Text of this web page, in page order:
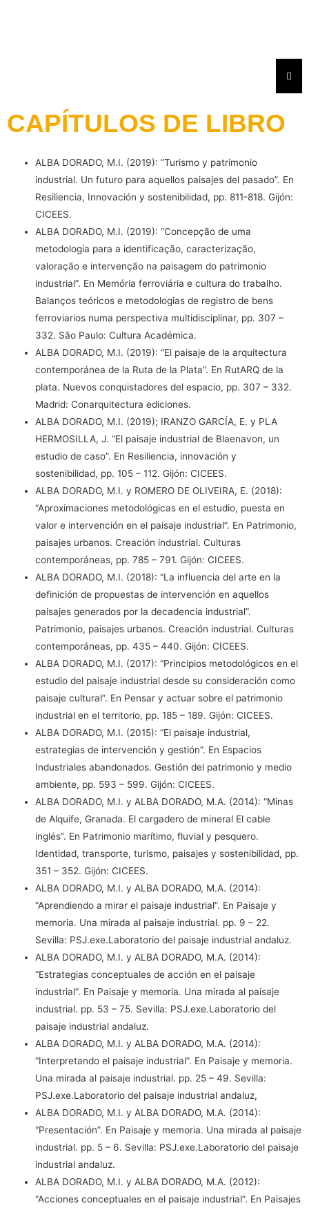
CAPÍTULOS DE LIBRO
ALBA DORADO, M.I. (2019): ”Turismo y patrimonio
industrial. Un futuro para aquellos paisajes del pasado”. En
Resiliencia, Innovación y sostenibilidad, pp. 811-818. Gijón:
CICEES.
ALBA DORADO, M.I. (2019): “Concepção de uma
metodologia para a identificação, caracterização,
valoração e intervenção na paisagem do patrimonio
industrial”. En Memória ferroviária e cultura do trabalho.
Balanços teóricos e metodologias de registro de bens
ferroviarios numa perspectiva multidisciplinar, pp. 307 –
332. São Paulo: Cultura Académica.
ALBA DORADO, M.I. (2019): “El paisaje de la arquitectura
contemporánea de la Ruta de la Plata”. En RutARQ de la
plata. Nuevos conquistadores del espacio, pp. 307 – 332.
Madrid: Conarquitectura ediciones.
ALBA DORADO, M.I. (2019); IRANZO GARCÍA, E. y PLA
HERMOSILLA, J. “El paisaje industrial de Blaenavon, un
estudio de caso”. En Resiliencia, innovación y
sostenibilidad, pp. 105 – 112. Gijón: CICEES.
ALBA DORADO, M.I. y ROMERO DE OLIVEIRA, E. (2018):
“Aproximaciones metodológicas en el estudio, puesta en
valor e intervención en el paisaje industrial”. En Patrimonio,
paisajes urbanos. Creación industrial. Culturas
contemporáneas, pp. 785 – 791. Gijón: CICEES.
ALBA DORADO, M.I. (2018): “La influencia del arte en la
definición de propuestas de intervención en aquellos
paisajes generados por la decadencia industrial”.
Patrimonio, paisajes urbanos. Creación industrial. Culturas
contemporáneas, pp. 435 – 440. Gijón: CICEES.
ALBA DORADO, M.I. (2017): “Principios metodológicos en el
estudio del paisaje industrial desde su consideración como
paisaje cultural”. En Pensar y actuar sobre el patrimonio
industrial en el territorio, pp. 185 – 189. Gijón: CICEES.
ALBA DORADO, M.I. (2015): “El paisaje industrial,
estrategias de intervención y gestión”. En Espacios
Industriales abandonados. Gestión del patrimonio y medio
ambiente, pp. 593 – 599. Gijón: CICEES.
ALBA DORADO, M.I. y ALBA DORADO, M.A. (2014): “Minas
de Alquife, Granada. El cargadero de mineral El cable
inglés”. En Patrimonio marítimo, fluvial y pesquero.
Identidad, transporte, turismo, paisajes y sostenibilidad, pp.
351 – 352. Gijón: CICEES.
ALBA DORADO, M.I. y ALBA DORADO, M.A. (2014):
“Aprendiendo a mirar el paisaje industrial”. En Paisaje y
memoria. Una mirada al paisaje industrial. pp. 9 – 22.
Sevilla: PSJ.exe.Laboratorio del paisaje industrial andaluz.
ALBA DORADO, M.I. y ALBA DORADO, M.A. (2014):
“Estrategias conceptuales de acción en el paisaje
industrial”. En Paisaje y memoria. Una mirada al paisaje
industrial. pp. 53 – 75. Sevilla: PSJ.exe.Laboratorio del
paisaje industrial andaluz.
ALBA DORADO, M.I. y ALBA DORADO, M.A. (2014):
“Interpretando el paisaje industrial”. En Paisaje y memoria.
Una mirada al paisaje industrial. pp. 25 – 49. Sevilla:
PSJ.exe.Laboratorio del paisaje industrial andaluz,
ALBA DORADO, M.I. y ALBA DORADO, M.A. (2014):
“Presentación”. En Paisaje y memoria. Una mirada al paisaje
industrial. pp. 5 – 6. Sevilla: PSJ.exe.Laboratorio del paisaje
industrial andaluz.
ALBA DORADO, M.I. y ALBA DORADO, M.A. (2012):
“Acciones conceptuales en el paisaje industrial”. En Paisajes